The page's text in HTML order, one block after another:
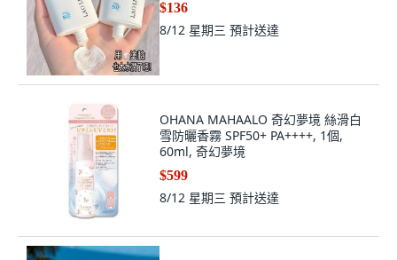
8/12 星期三
雪防曬香霧 SPF50+ PA++++, 1個,
60ml, 奇幻夢境
$599
8/12 星期三